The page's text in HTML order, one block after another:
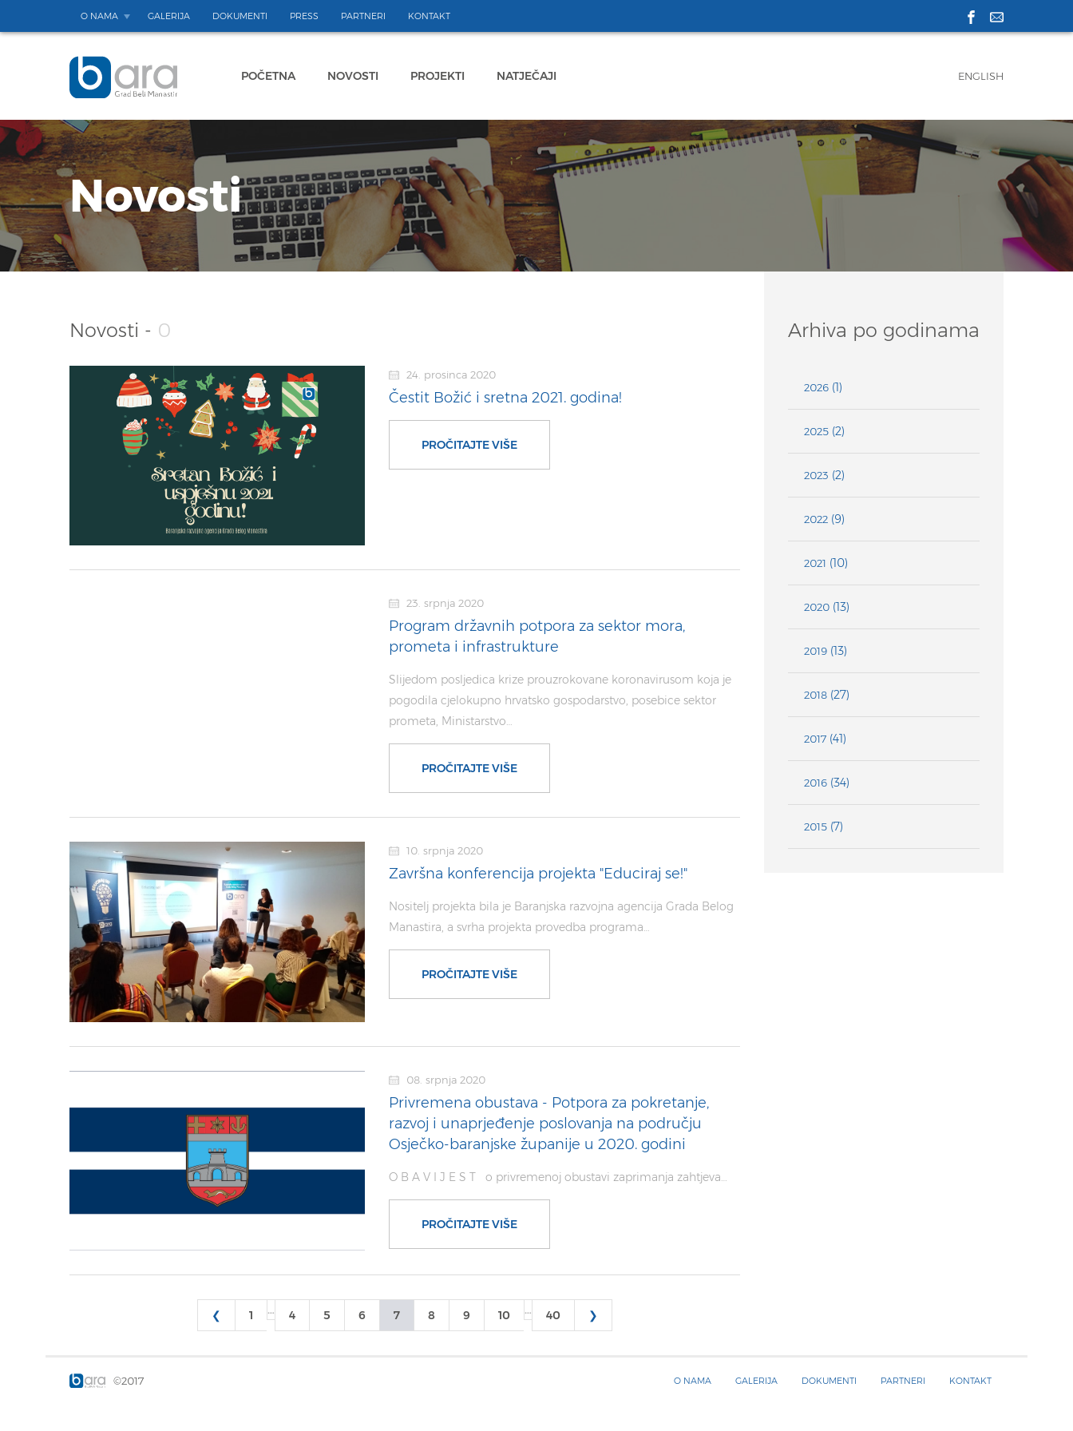
O NAMA GALERIJA DOKUMENTI PRESS PARTNERI KONTAKT
POČETNA NOVOSTI PROJEKTI NATJEČAJI ENGLISH
Novosti
Novosti - 0
24. prosinca 2020
Čestit Božić i sretna 2021. godina!
PROČITAJTE VIŠE
23. srpnja 2020
Program državnih potpora za sektor mora,
prometa i infrastrukture
Slijedom posljedica krize prouzrokovane koronavirusom koja je
pogodila cjelokupno hrvatsko gospodarstvo, posebice sektor
prometa, Ministarstvo…
PROČITAJTE VIŠE
10. srpnja 2020
Završna konferencija projekta "Educiraj se!"
Nositelj projekta bila je Baranjska razvojna agencija Grada Belog
Manastira, a svrha projekta provedba programa…
PROČITAJTE VIŠE
08. srpnja 2020
Privremena obustava - Potpora za pokretanje,
razvoj i unaprjeđenje poslovanja na području
Osječko-baranjske županije u 2020. godini
O B A V I J E S T o privremenoj obustavi zaprimanja zahtjeva…
PROČITAJTE VIŠE
❮ 1 … 4 5 6 7 8 9 10 … 40 ❯
Arhiva po godinama
2026 (1)
2025 (2)
2023 (2)
2022 (9)
2021 (10)
2020 (13)
2019 (13)
2018 (27)
2017 (41)
2016 (34)
2015 (7)
©2017 O NAMA GALERIJA DOKUMENTI PARTNERI KONTAKT